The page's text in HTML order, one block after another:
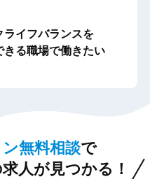
ライフバランスを
きる職場で働きたい
無料相談で
人が見つかる！